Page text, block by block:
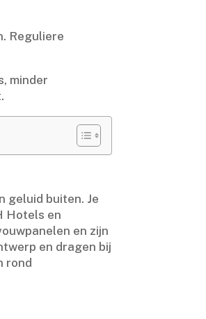
Reguliere
minder
geluid buiten.​ Je
Hotels en
en zijn
en dragen bij
rond